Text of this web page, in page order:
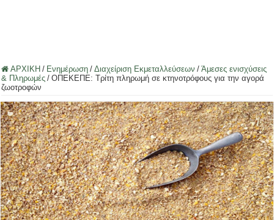
ΑΡΧΙΚΗ / Ενημέρωση / Διαχείριση Εκμεταλλεύσεων / Άμεσες ενισχύσεις
& Πληρωμές / ΟΠΕΚΕΠΕ: Τρίτη πληρωμή σε κτηνοτρόφους για την αγορά
ζωοτροφών